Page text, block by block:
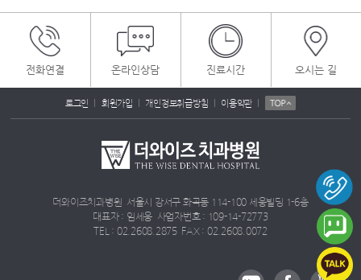
전화연결 온라인상담 진료시간 오시는 길
로그인 | 회원가입 | 개인정보취급방침 | 이용약관 |
더와이즈치과병원 서울시 강서구 화곡동 114-100 세웅빌딩 1-6층
대표자 : 임세웅 사업자번호 : 109-14-72773
TEL : 02.2608.2875 FAX : 02.2608.0072